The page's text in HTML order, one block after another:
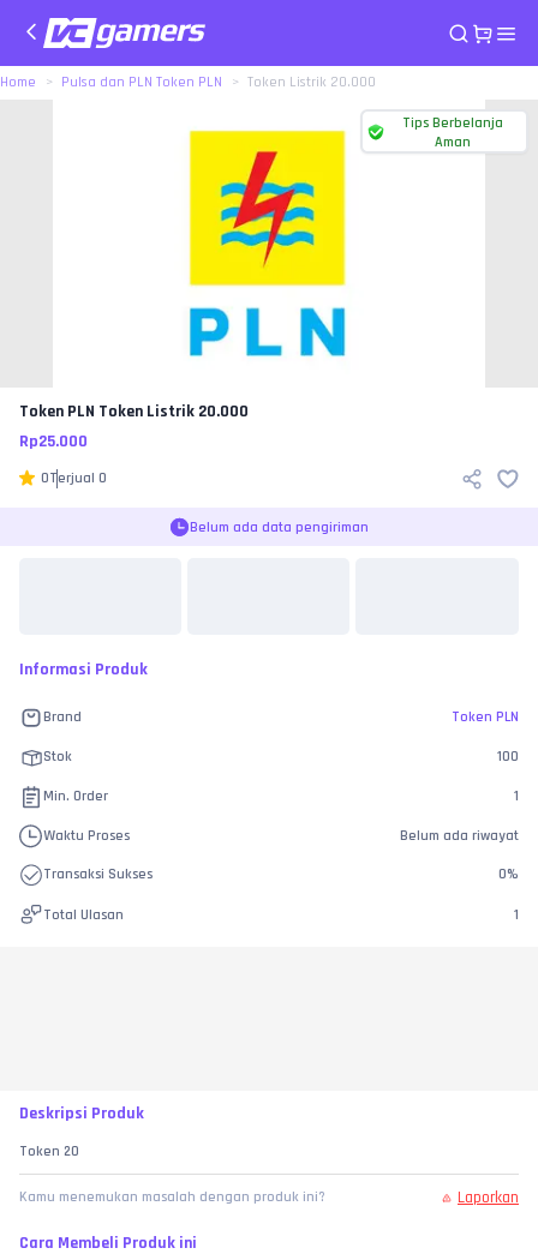
Home Pulsa dan PLN Token PLN Token Listrik 20.000
Tips Berbelanja
Aman
Token PLN Token Listrik 20.000
Rp25.000
0Terjual 0
Belum ada data pengiriman
Informasi Produk
Brand Token PLN
Stok 100
Min. Order 1
Waktu Proses Belum ada riwayat
Transaksi Sukses 0%
Total Ulasan 1
Deskripsi Produk
Token 20
Kamu menemukan masalah dengan produk ini? Laporkan
Cara Membeli Produk ini